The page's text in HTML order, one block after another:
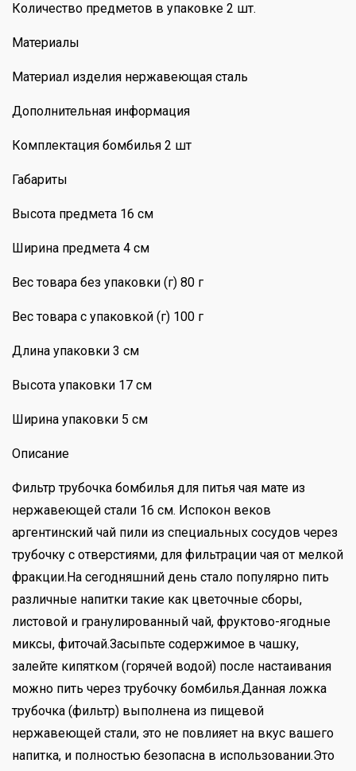
Количество предметов в упаковке 2 шт.
Материалы
Материал изделия нержавеющая сталь
Дополнительная информация
Комплектация бомбилья 2 шт
Габариты
Высота предмета 16 см
Ширина предмета 4 см
Вес товара без упаковки (г) 80 г
Вес товара с упаковкой (г) 100 г
Длина упаковки 3 см
Высота упаковки 17 см
Ширина упаковки 5 см
Описание
Фильтр трубочка бомбилья для питья чая мате из
нержавеющей стали 16 см. Испокон веков
аргентинский чай пили из специальных сосудов через
трубочку с отверстиями, для фильтрации чая от мелкой
фракции.На сегодняшний день стало популярно пить
различные напитки такие как цветочные сборы,
листовой и гранулированный чай, фруктово-ягодные
миксы, фиточай.Засыпьте содержимое в чашку,
залейте кипятком (горячей водой) после настаивания
можно пить через трубочку бомбилья.Данная ложка
трубочка (фильтр) выполнена из пищевой
нержавеющей стали, это не повлияет на вкус вашего
напитка, и полностью безопасна в использовании.Это